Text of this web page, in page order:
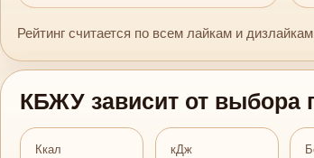
Рейтинг считается по всем лайкам и
КБЖУ зависит от выбора
Ккал кДж